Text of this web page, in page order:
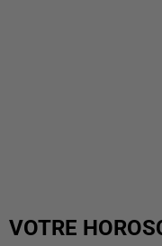
VOTRE